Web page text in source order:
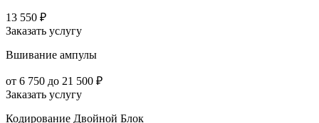
13 550 ₽
Заказать услугу
Вшивание ампулы
от 6 750 до 21 500 ₽
Заказать услугу
Кодирование Двойной Блок